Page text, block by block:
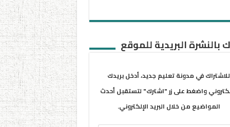
بالنشرة البريدية للموقع
للاشتراك في مدونة تعليم جديد، أدخل بريدك
واضغط على زر "اشترك" لتستقبل أحدث
المواضيع من خلال البريد الإلكتروني.